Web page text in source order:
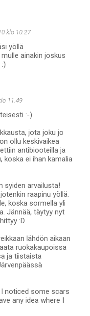
klo 10.27
yöllä
ainakin joskus
11.49
:-)
jota joku jo
ollu keskivaikea
antibiooteilla ja
koska ei ihan kamalia
syiden arvailusta!
raapinu yöllä.
koska sormella yli
Jännää, täytyy nyt
:D
lähdön aikaan
ruokakaupoissa
ja tiistaista
I noticed some scars
any idea where I